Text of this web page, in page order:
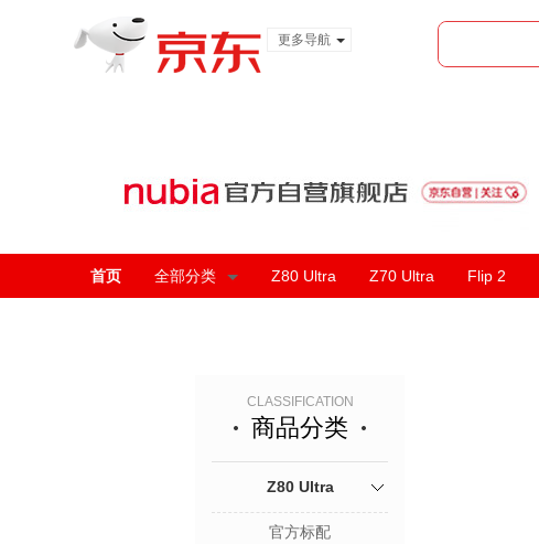
更多导航
首页 全部分类 Z80 Ultra Z70 Ultra Flip 2
CLASSIFICATION
商品分类
Z80 Ultra
官方标配